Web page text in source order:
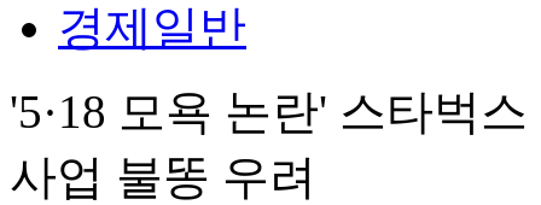
경제일반
'5·18 모욕 논란' 스타벅
사업 불똥 우려